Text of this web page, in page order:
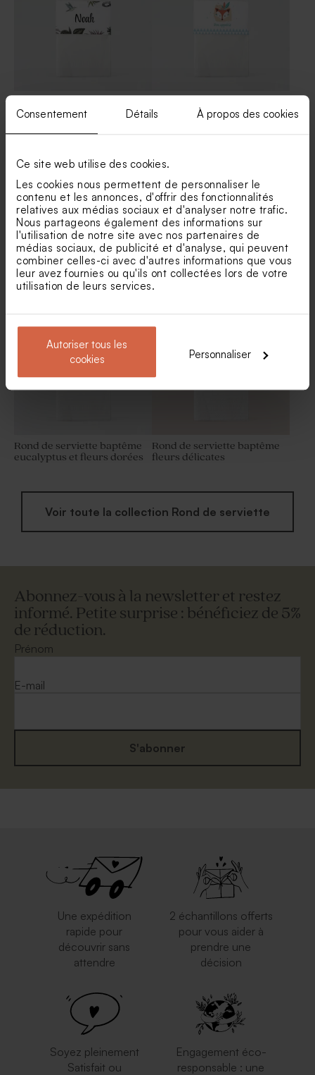
Consentement Détails À propos des cookies
Ce site web utilise des cookies.
Les cookies nous permettent de personnaliser le
contenu et les annonces, d'offrir des fonctionnalités
relatives aux médias sociaux et d'analyser notre trafic.
Nous partageons également des informations sur
l'utilisation de notre site avec nos partenaires de
médias sociaux, de publicité et d'analyse, qui peuvent
combiner celles-ci avec d'autres informations que vous
leur avez fournies ou qu'ils ont collectées lors de votre
utilisation de leurs services.
Autoriser tous les
cookies
Personnaliser
Marque-place baptême
Pochon tissu baptême 100%
jungle vintage
renard indien
Rond de serviette baptême
perroquets des iles
Rond de serviette ourson
Rond de serviette baptême
eucalyptus et fleurs dorées
Rond de serviette baptême
fleurs délicates
Voir toute la collection Rond de serviette
Abonnez-vous à la newsletter et restez
informé. Petite surprise : bénéficiez de 5%
de réduction.
Prénom
E-mail
S'abonner
Une expédition
rapide pour
découvrir sans
attendre
2 échantillons offerts
pour vous aider à
prendre une
décision
Soyez pleinement
Satisfait ou
Engagement éco-
responsable : une